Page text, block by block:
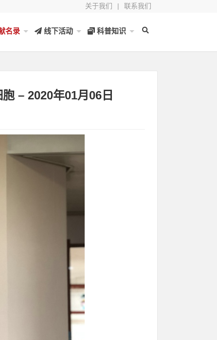
关于我们 | 联系我们
名录 线下活动 科普知识
– 2020年01月06日